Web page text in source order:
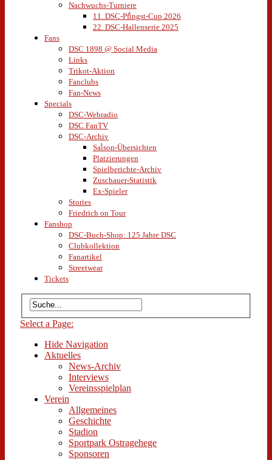
Nachwuchs-Turniere
11. DSC-Pfingst-Cup 2026
22. DSC-Hallenserie 2025
Fans
DSC 1898 @ Social Media
Links
Trikot-Aktion
Fanclubs
Fan-News
Specials
DSC-Webradio
DSC FanTV
DSC-Archiv
Saison-Übersichten
Platzierungen
Spielberichte-Archiv
Zuschauer-Statistik
Ex-Spieler
Stories
Friedrich on Tour
Fanshop
DSC-Buch-Shop: 125 Jahre DSC
Clubkollektion
Fanartikel
Streetwear
Tickets
Select a Page:
Hide Navigation
Aktuelles
News-Archiv
Interviews
Vereinsspielplan
Verein
Allgemeines
Geschichte
Stadion
Sportpark Ostragehege
Sponsoren